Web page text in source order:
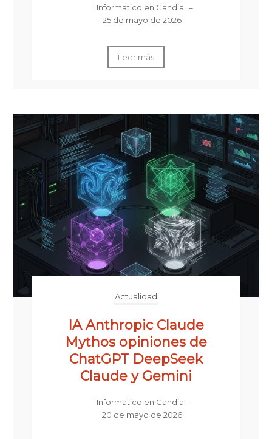
1 Informatico en Gandia –
25 de mayo de 2026
Leer más
Actualidad
IA Anthropic Claude
Mythos opiniones de
ChatGPT DeepSeek
Claude y Gemini
1 Informatico en Gandia –
20 de mayo de 2026